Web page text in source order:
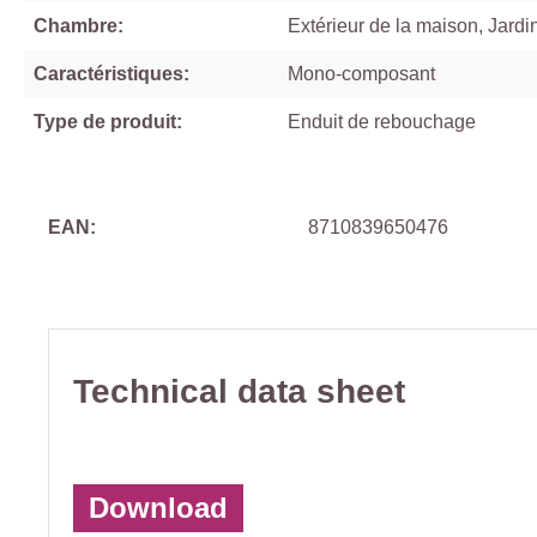
Chambre: Extérieur de la maison,
Caractéristiques: Mono-composant
Type de produit: Enduit de rebouchage
EAN: 8710839650476
Technical data sheet
Download